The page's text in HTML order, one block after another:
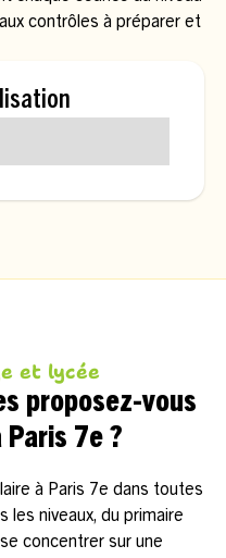
contrôles à préparer et
et lycée
proposez-vous
7e ?
à Paris 7e dans toutes
les niveaux, du primaire
concentrer sur une